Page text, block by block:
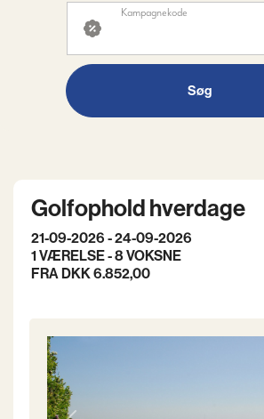
Kampagnekode
Søg
Golfophold hverdage
21-09-2026 - 24-09-2026
1 VÆRELSE -8VOKSNE
FRA DKK 6.852,00